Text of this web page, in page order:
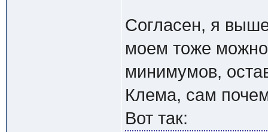
Согласен, я
моем тоже
минимумов,
Клема, сам
Вот так: